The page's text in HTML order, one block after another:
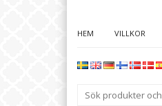
HEM VILLKOR